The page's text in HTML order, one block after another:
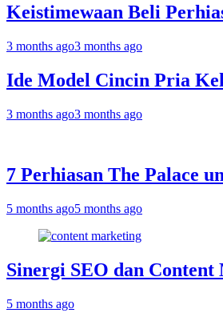
Keistimewaan Beli
3 months ago3 months ago
Ide Model Cincin Pria
3 months ago3 months ago
7 Perhiasan The Palace
5 months ago5 months ago
Sinergi SEO dan
5 months ago